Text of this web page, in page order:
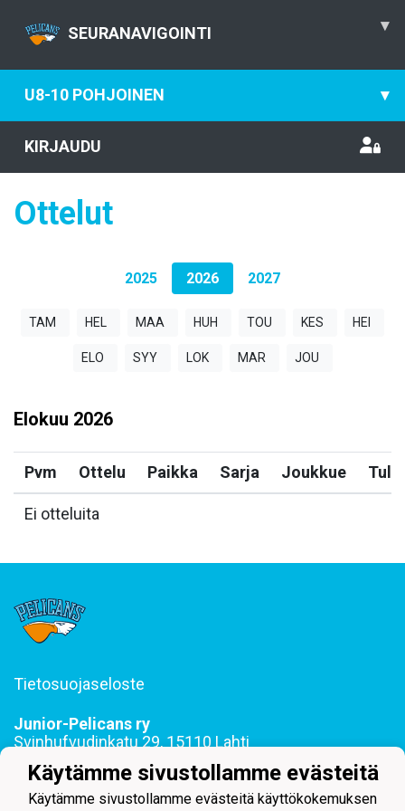
SEURANAVIGOINTI ▾
U8-10 POHJOINEN ▾
KIRJAUDU
Ottelut
2025 2026 2027
TAM HEL MAA HUH TOU KES HEI
ELO SYY LOK MAR JOU
Elokuu 2026
Pvm Ottelu Paikka Sarja Joukkue
Ei otteluita
Tietosuojaseloste
Junior-Pelicans ry
Svinhufvudinkatu 29, 15110 Lahti
044 255 1975 toimisto@juniorpelicans.fi
Toimisto avoinna ma-pe klo 9-15
Käytämme sivustollamme evästeitä
Käytämme sivustollamme evästeitä käyttökokemuksen